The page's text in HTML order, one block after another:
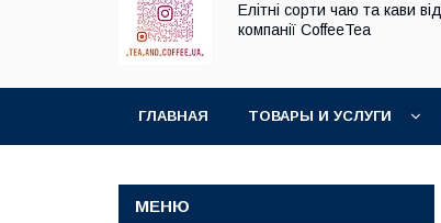
Елітні сорти чаю та кави від
компанії CoffeeTea
ГЛАВНАЯ ТОВАРЫ И УСЛУГИ